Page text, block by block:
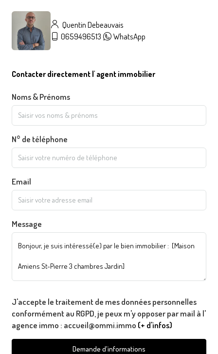
Quentin Debeauvais
0659496513
WhatsApp
Contacter directement l' agent immobilier
Noms & Prénoms
N° de téléphone
Email
Message
J'accepte le traitement de mes données personnelles
conformément au RGPD, je peux m'y opposer par mail à l'
agence immo : accueil@ommi.immo (+ d'infos)
Demande d'informations